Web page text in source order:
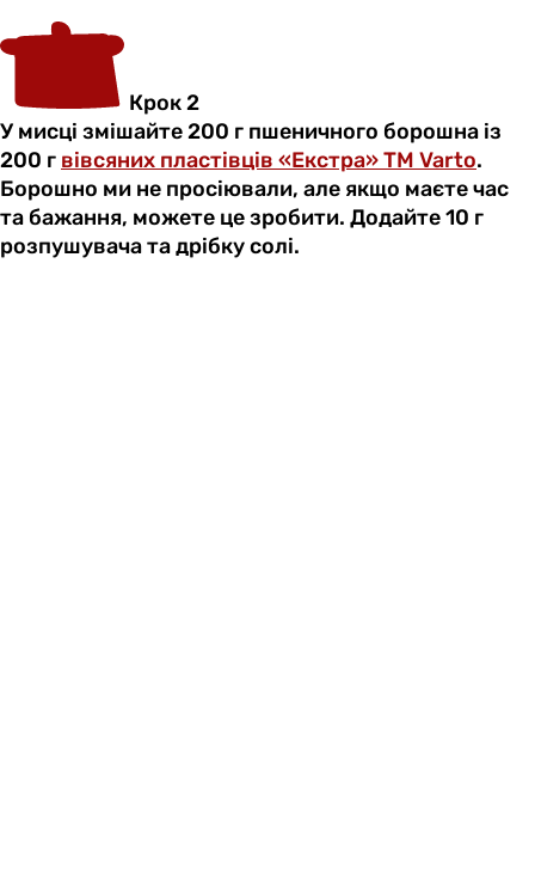
Крок 2
У мисці змішайте 200 г пшеничного борошна із
200 г вівсяних пластівців «Екстра» ТМ Varto.
Борошно ми не просіювали, але якщо маєте час
та бажання, можете це зробити. Додайте 10 г
розпушувача та дрібку солі.